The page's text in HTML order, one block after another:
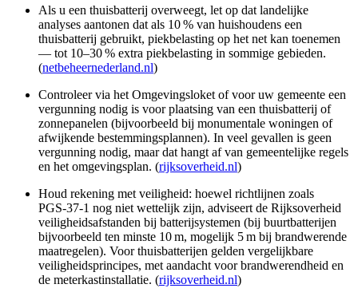
Als u een thuisbatterij overweegt, let op dat landelijke
analyses aantonen dat als 10 % van huishoudens een
thuisbatterij gebruikt, piekbelasting op het net kan toenemen
— tot 10–30 % extra piekbelasting in sommige gebieden.
(netbeheernederland.nl)
Controleer via het Omgevingsloket of voor uw gemeente een
vergunning nodig is voor plaatsing van een thuisbatterij of
zonnepanelen (bijvoorbeeld bij monumentale woningen of
afwijkende bestemmingsplannen). In veel gevallen is geen
vergunning nodig, maar dat hangt af van gemeentelijke regels
en het omgevingsplan. (rijksoverheid.nl)
Houd rekening met veiligheid: hoewel richtlijnen zoals
PGS‑37‑1 nog niet wettelijk zijn, adviseert de Rijksoverheid
veiligheidsafstanden bij batterijsystemen (bij buurtbatterijen
bijvoorbeeld ten minste 10 m, mogelijk 5 m bij brandwerende
maatregelen). Voor thuisbatterijen gelden vergelijkbare
veiligheidsprincipes, met aandacht voor brandwerendheid en
de meterkastinstallatie. (rijksoverheid.nl)